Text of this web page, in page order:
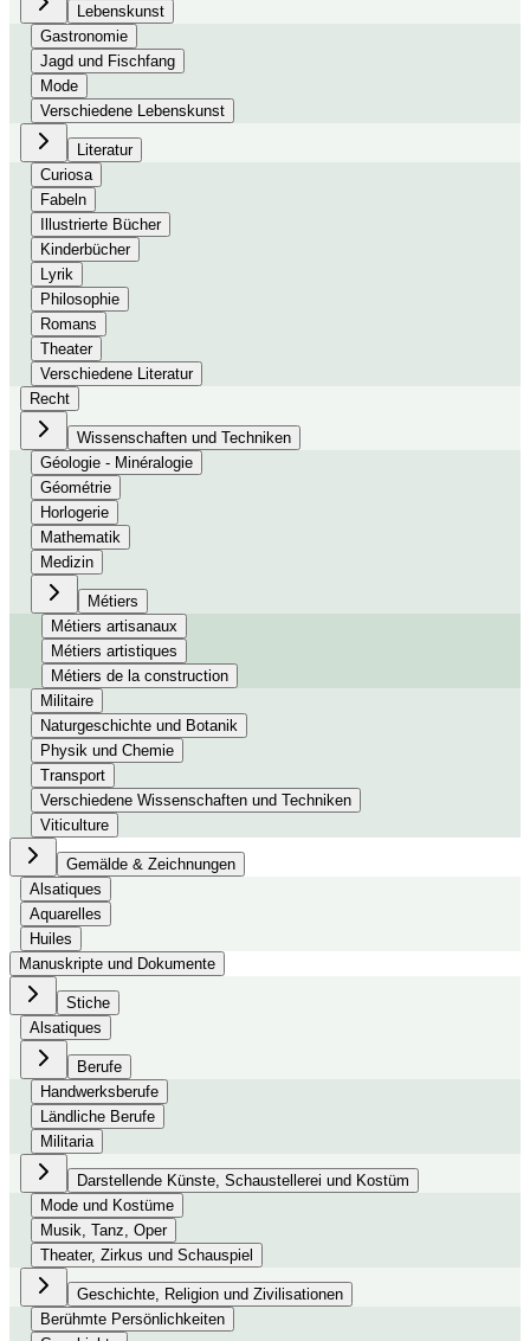
Lebenskunst
Gastronomie
Jagd und Fischfang
Mode
Verschiedene Lebenskunst
Literatur
Curiosa
Fabeln
Illustrierte Bücher
Kinderbücher
Lyrik
Philosophie
Romans
Theater
Verschiedene Literatur
Recht
Wissenschaften und Techniken
Géologie - Minéralogie
Géométrie
Horlogerie
Mathematik
Medizin
Métiers
Métiers artisanaux
Métiers artistiques
Métiers de la construction
Militaire
Naturgeschichte und Botanik
Physik und Chemie
Transport
Verschiedene Wissenschaften und Techniken
Viticulture
Gemälde & Zeichnungen
Alsatiques
Aquarelles
Huiles
Manuskripte und Dokumente
Stiche
Alsatiques
Berufe
Handwerksberufe
Ländliche Berufe
Militaria
Darstellende Künste, Schaustellerei und Kostüm
Mode und Kostüme
Musik, Tanz, Oper
Theater, Zirkus und Schauspiel
Geschichte, Religion und Zivilisationen
Berühmte Persönlichkeiten